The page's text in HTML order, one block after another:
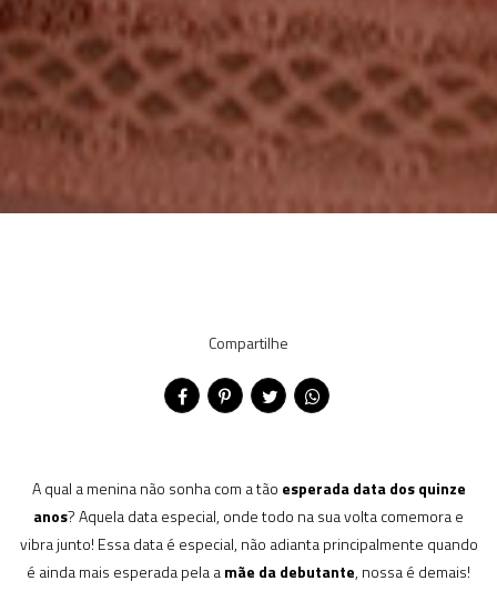
Compartilhe
A qual a menina não sonha com a tão esperada data dos quinze
anos? Aquela data especial, onde todo na sua volta comemora e
vibra junto! Essa data é especial, não adianta principalmente quando
é ainda mais esperada pela amãe da debutante, nossa é demais!